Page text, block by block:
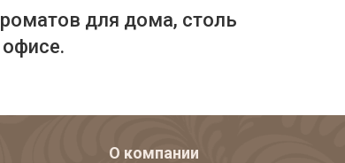
для дома, столь
О компании